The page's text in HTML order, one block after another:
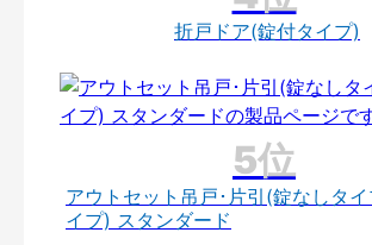
折戸ドア(錠付タイプ)
アウトセット吊戸･片引(錠なしタイ
イプ) スタンダード